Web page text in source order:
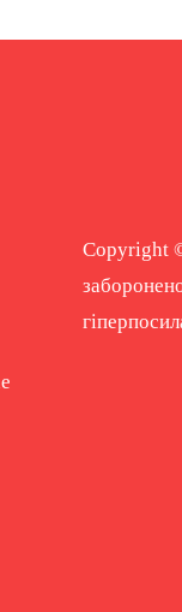
Copyright